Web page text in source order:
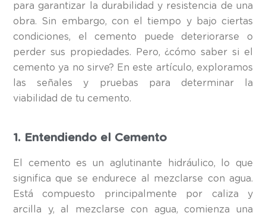
para garantizar la durabilidad y resistencia de una
obra. Sin embargo, con el tiempo y bajo ciertas
condiciones, el cemento puede deteriorarse o
perder sus propiedades. Pero, ¿cómo saber si el
cemento ya no sirve? En este artículo, exploramos
las señales y pruebas para determinar la
viabilidad de tu cemento.
1. Entendiendo el Cemento
El cemento es un aglutinante hidráulico, lo que
significa que se endurece al mezclarse con agua.
Está compuesto principalmente por caliza y
arcilla y, al mezclarse con agua, comienza una